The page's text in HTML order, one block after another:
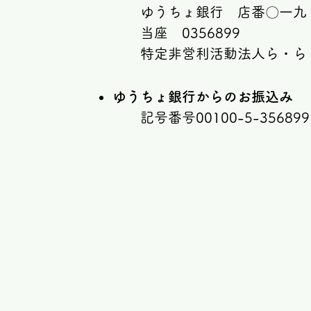
ゆうちょ銀行 店番〇一九
当座 0356899
特定非営利活動法人ら・ら
ゆうちょ銀行からのお振込み
記号番号00100-5-356899